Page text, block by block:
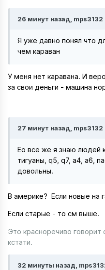
26 минут назад, mps3132
Я уже давно понял что
чем караван
У меня нет каравана. И
за свои деньги - машина
27 минут назад, mps3132
Ео все же я знаю людей
тигуаны, q5, q7, a4, a6,
довольны.
В америке? Если новые на
Если старые - то см выше.
Это красноречиво говорит
кстати.
32 минуты назад,